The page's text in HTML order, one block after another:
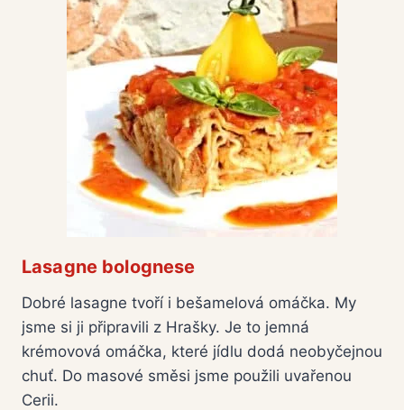
Lasagne bolognese
Dobré lasagne tvoří i bešamelová omáčka. My
jsme si ji připravili z Hrašky. Je to jemná
krémovová omáčka, které jídlu dodá neobyčejnou
chuť. Do masové směsi jsme použili uvařenou
Cerii.